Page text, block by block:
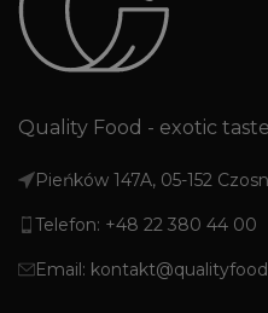
Quality Food - exotic
Pieńków 147A, 05-152
Telefon: +48 22 380 44 00
Email: